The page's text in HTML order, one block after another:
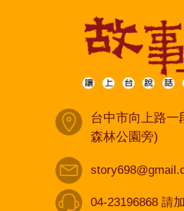
台中市向上路一
森林公園旁)
04-23196868 請